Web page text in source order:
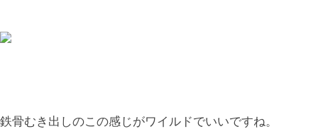
鉄骨むき出しのこの感じがワイルドでいいですね。